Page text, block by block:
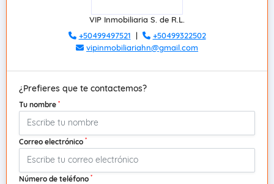
VIP Inmobiliaria S. de R.L.
+50499497521 |
+50499322502
vipinmobiliariahn@gmail.com
¿Prefieres que te contactemos?
Tu nombre *
Correo electrónico *
Número de teléfono *